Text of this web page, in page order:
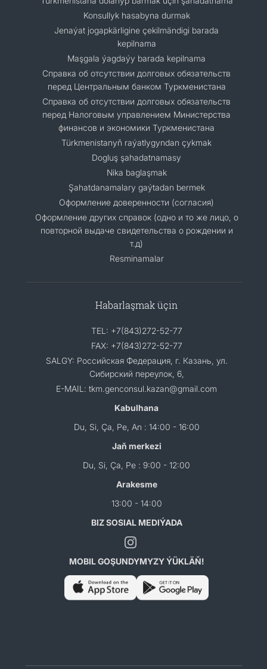
Konsullyk hasabyna durmak
Jenaýat jogapkärligine çekilmändigi barada
kepilnama
Maşgala ýagdaýy barada kepilnama
Cправка об отсутствии долговых обязательств
перед Центральным банком Туркменистана
Справка об отсутствии долговых обязательств
перед Налоговым управлением Министерства
финансов и экономики Туркменистана
Türkmenistanyň raýatlygyndan çykmak
Dogluş şahadatnamasy
Nika baglaşmak
Şahatdanamalary gaýtadan bermek
Оформление доверенности (согласия)
Оформление других справок (одно и то же лицо, о
повторной выдаче свидетельства о рождении и
т.д)
Resminamalar
Habarlaşmak üçin
TEL: +7(843)272-52-77
FAX: +7(843)272-52-77
SALGY: Российская Федерация, г. Казань, ул.
Сибирский переулок, 6,
E-MAIL: tkm.genconsul.kazan@gmail.com
Kabulhana
Du, Si, Ça, Pe, An : 14:00 - 16:00
Jaň merkezi
Du, Si, Ça, Pe : 9:00 - 12:00
Arakesme
13:00 - 14:00
BIZ SOSIAL MEDIÝADA
MOBIL GOŞUNDYMYZY ÝÜKLÄŇ!